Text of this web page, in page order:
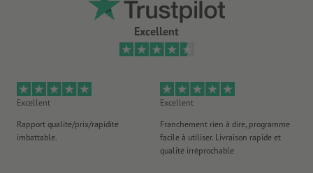
Excellent
Excellent
Rapport qualité/prix/rapidité
imbattable.
Excellent
Franchement rien à dire, programme
facile à utiliser. Livraison rapide et
qualité irréprochable